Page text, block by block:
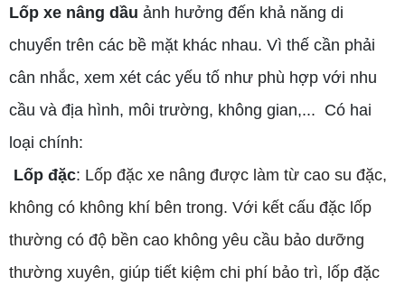
Lốp xe nâng dầu ảnh hưởng đến khả năng di
chuyển trên các bề mặt khác nhau. Vì thế cần phải
cân nhắc, xem xét các yếu tố như phù hợp với nhu
cầu và địa hình, môi trường, không gian,... Có hai
loại chính:
Lốp đặc: Lốp đặc xe nâng được làm từ cao su đặc,
không có không khí bên trong. Với kết cấu đặc lốp
thường có độ bền cao không yêu cầu bảo dưỡng
thường xuyên, giúp tiết kiệm chi phí bảo trì, lốp đặc